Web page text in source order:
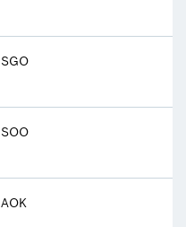
SGO
SOO
AOK